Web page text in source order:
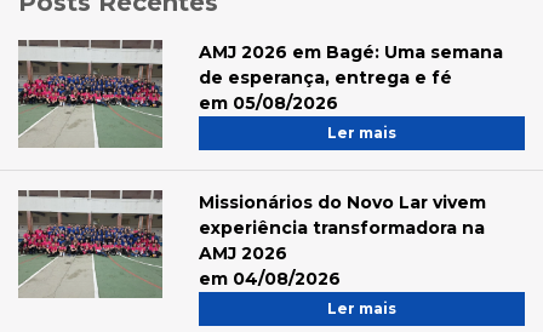
AMJ 2026 em Bagé: Uma semana
de esperança, entrega e fé
em 05/08/2026
Ler mais
Missionários do Novo Lar vivem
experiência transformadora na
AMJ 2026
em 04/08/2026
Ler mais